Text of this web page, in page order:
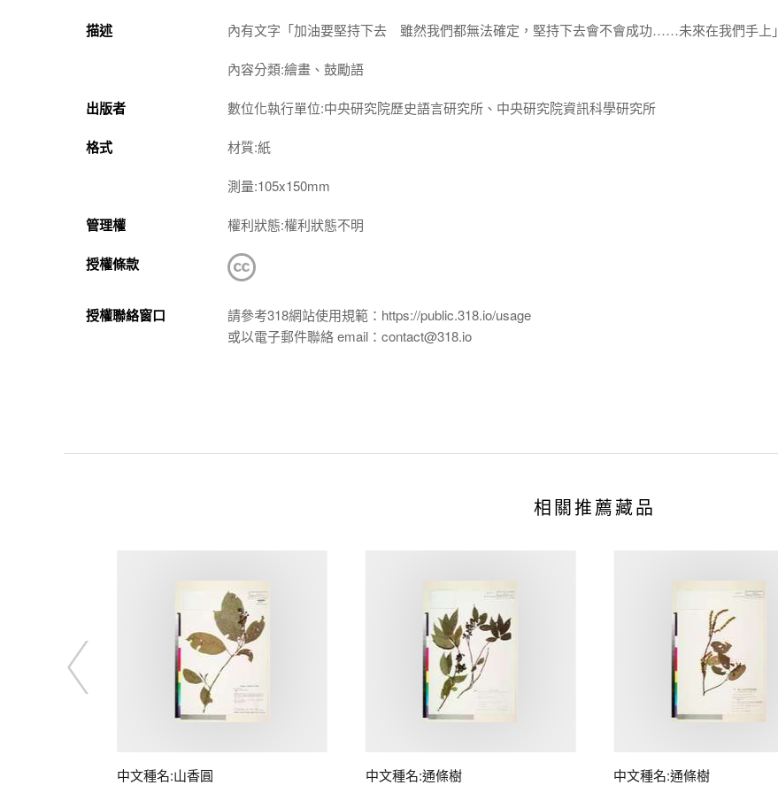
描述
內有文字「加油要堅持下去 雖然我們都無法確定，堅持下去會不會成功……未來在我們手上」
內容分類:繪畫、鼓勵語
出版者 數位化執行單位:中央研究院歷史語言研究所、中央研究院資訊科學研究所
格式 材質:紙
測量:105x150mm
管理權 權利狀態:權利狀態不明
授權條款
授權聯絡窗口
請參考318網站使用規範：https://public.318.io/usage
或以電子郵件聯絡 email：contact@318.io
相關推薦藏品
中文種名:山香圓 中文種名:通條樹 中文種名:通條樹